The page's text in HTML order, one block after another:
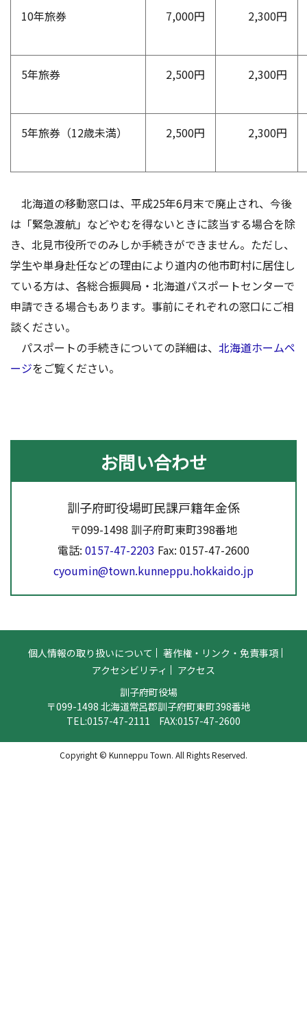
10年旅券 7,000円 2,300円
5年旅券 2,500円 2,300円
5年旅券（12歳未満） 2,500円 2,300円
北海道の移動窓口は、平成25年6月末で廃止され、今後
は「緊急渡航」などやむを得ないときに該当する場合を除
き、北見市役所でのみしか手続きができません。ただし、
学生や単身赴任などの理由により道内の他市町村に居住し
ている方は、各総合振興局・北海道パスポートセンターで
申請できる場合もあります。事前にそれぞれの窓口にご相
談ください。
パスポートの手続きについての詳細は、 北海道ホームペ
ージをご覧ください。
お問い合わせ
訓子府町役場町民課戸籍年金係
〒099-1498 訓子府町東町398番地
電話:0157-47-2203 Fax: 0157-47-2600
cyoumin@town.kunneppu.hokkaido.jp
個人情報の取り扱いについて
著作権・リンク・免責事項
アクセシビリティ
アクセス
訓子府町役場
〒099-1498 北海道常呂郡訓子府町東町398番地
TEL:0157-47-2111 FAX:0157-47-2600
Copyright © Kunneppu Town. All Rights Reserved.